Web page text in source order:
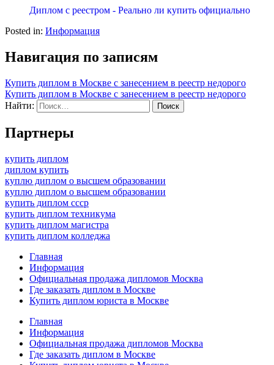
Диплом с реестром - Реально ли купить официально
Posted in: Информация
Навигация по записям
Купить диплом в Москве с занесением в реестр недорого
Купить диплом в Москве с занесением в реестр недорого
Найти:
Партнеры
купить диплом
диплом купить
куплю диплом о высшем образовании
куплю диплом о высшем образовании
купить диплом ссср
купить диплом техникума
купить диплом магистра
купить диплом колледжа
Главная
Информация
Официальная продажа дипломов Москва
Где заказать диплом в Москве
Купить диплом юриста в Москве
Главная
Информация
Официальная продажа дипломов Москва
Где заказать диплом в Москве